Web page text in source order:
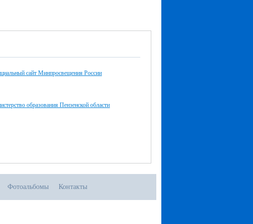
сайт Минпросвещения России
образования Пензенской области
Фотоальбомы Контакты